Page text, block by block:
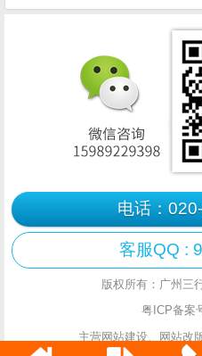
电话：
客服QQ :
版权所有：广州三
粤ICP备案
主营网站建设、网站改